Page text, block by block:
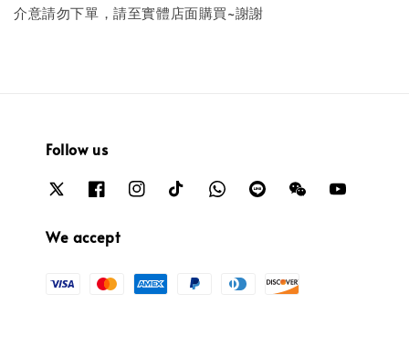
介意請勿下單，請至實體店面購買~謝謝
Follow us
We accept